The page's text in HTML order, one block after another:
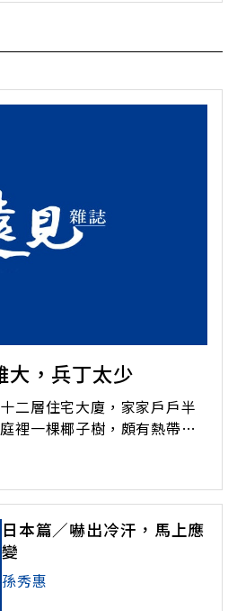
大，兵丁太少
二層住宅大廈，家家戶戶半
裡一棵椰子樹，頗有熱帶的
陽台，可降低室溫，為用戶
季時每個月可節省一二%的
。節電，在台灣是剛起步而
多有效的簡易節電
日本篇／嚇出冷汗，馬上應
變
孫秀惠